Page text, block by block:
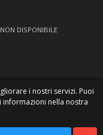
i nostri servizi. Puoi
nella nostra
DISPONIBILE
sono protetti da